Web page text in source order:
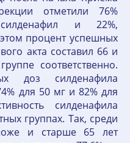
отметили 76%
и 22%,
процент успешных
акта составил 66 и
соответственно.
доз силденафила
для 50 мг и 82% для
силденафила
группах. Так, среди
и старше 65 лет